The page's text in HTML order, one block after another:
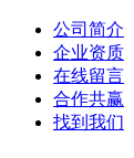
公司简介
企业资质
在线留言
合作共赢
找到我们